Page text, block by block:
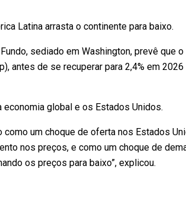
Latina arrasta o continente para baixo.
sediado em Washington, prevê que
antes de se recuperar para 2,4% em
global e os Estados Unidos.
como um choque de oferta nos Estados
nos preços, e como um choque de
os preços para baixo”, explicou.